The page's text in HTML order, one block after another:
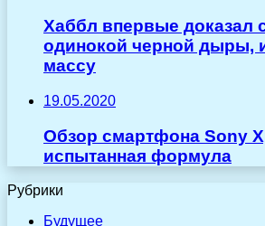
Хаббл впервые доказал
одинокой черной дыры,
массу
19.05.2020
Обзор смартфона Sony
испытанная формула
Рубрики
Будущее